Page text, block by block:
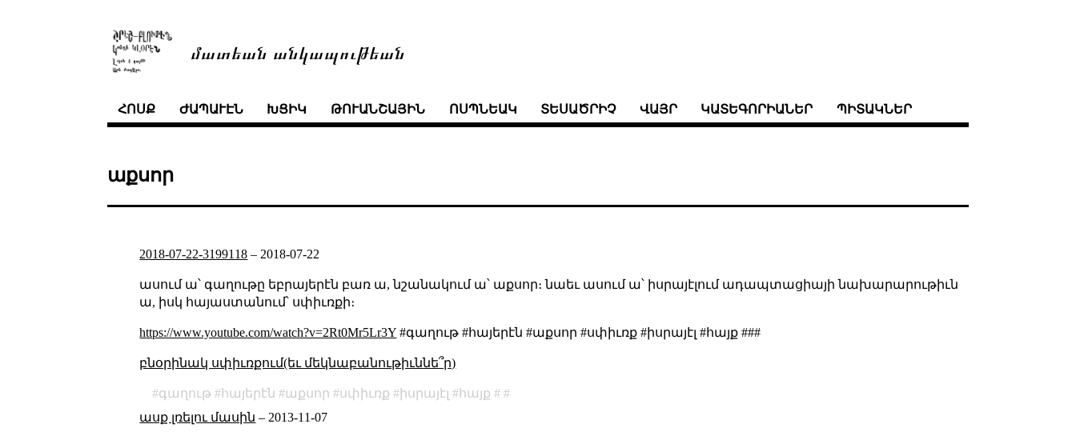
մատեան անկապութեան
ՀՈՍՔ ԺԱՊԱՒԷՆ ԽՑԻԿ ԹՈՒԱՆՇԱՅԻՆ ՈՍՊՆԵԱԿ ՏԵՍԱԾՐԻՉ ՎԱՅՐ ԿԱՏԵԳՈՐԻԱՆԵՐ ՊԻՏԱԿՆԵՐ
աքսոր
2018-07-22-3199118 – 2018-07-22
ասում ա՝ գաղութը եբրայերէն բառ ա, նշանակում ա՝ աքսոր։ նաեւ ասում ա՝ իսրայէլում ադապտացիայի նախարարութիւն
ա, իսկ հայաստանում՝ սփիւռքի։
https://www.youtube.com/watch?v=2Rt0Mr5Lr3Y #գաղութ #հայերէն #աքսոր #սփիւռք #իսրայէլ #հայք ###
բնօրինակ սփիւռքում(եւ մեկնաբանութիւննե՞ր)
գաղութ հայերէն աքսոր սփիւռք իսրայէլ
հայք
ասք լռելու մասին – 2013-11-07